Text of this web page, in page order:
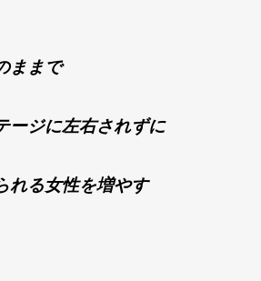
ままで
ージに左右されずに
れる女性を増やす